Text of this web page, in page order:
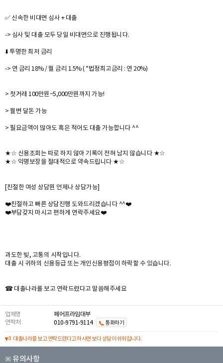
✅ 신속한 비대면 심사 + 대출
-> 심사 및 대출 모두 당일 비대면으로 진행됩니다.
⬇️ 투명한 최저 금리
-> 연 금리 18% / 월 금리 1.5% ( *법정최고금리 : 연 20%)
> 첫거래 100만원~5,000만원까지 가능!
> 월변 달돈 가능
> 필요금액이 많아도 혹은 적어도 대출 가능합니다 ^^
★☆ 신용조회는 따로 하지 않아 기록이 전혀 남지 않습니다 ★☆
★☆ 익명보장을 절대적으로 약속드립니다 ★☆
[친절한 여성 상담원 언제나 상담가능]
❤️친절하고 빠른 상담진행 도와드리겠습니다 ^^❤️
❤️부담갖지 마시고 편하게 연락주세요❤️
과도한 빚, 고통의 시작입니다.
대출 시 귀하의 신용등급 또는 개인신용평점이 하락할 수 있습니다.
☎ 대출나라를 보고 연락드렸다고 말씀해주세요
업체명
페어프라임대부
연락처
010-9791-9114 통화하기
대출나라를 보고 연락드렸다고 하시면 보다 상담이 쉬워집니다.
※ 유의사항